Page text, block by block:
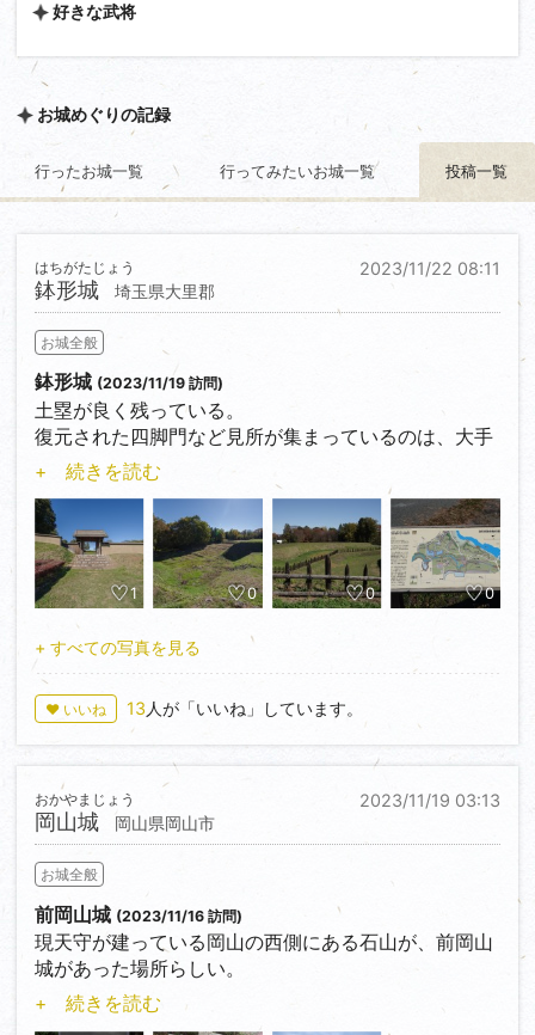
好きな武将
お城めぐりの記録
行ったお城一覧 行ってみたいお城一覧 投稿一覧
2023/11/22 08:11
鉢形城
はちがたじょう
埼玉県大里郡
お城全般
鉢形城 (2023/11/19 訪問)
土塁が良く残っている。
復元された四脚門など見所が集まっているのは、大手
門から三の曲輪辺り。
100名城スタンプが置いてある歴史館は道路沿いで比
較的行きやすいのだが、外曲輪の位置となり、内濠も
兼ねている小川で本丸側と分断されている。
本丸大手門に八高線の踏切が有り、道幅はかなり狭く
なっていて車で進入してよいのか悩んでしまう。
そうなると反対側の笹曲輪側からしか入れず、かなり
大回りすることに。
+ 続きを読む
1 0 0 0
+ すべての写真を見る
♥ いいね 13 人が「いいね」しています。
2023/11/19 03:13
岡山城
おかやまじょう
岡山県岡山市
お城全般
前岡山城 (2023/11/16 訪問)
現天守が建っている岡山の西側にある石山が、前岡山
城があった場所らしい。
天守や月見櫓に目を奪われていると、背中側にある石
垣を見落としてしまう。
+ 続きを読む